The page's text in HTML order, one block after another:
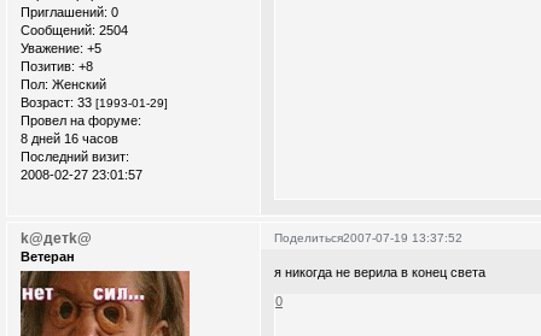
Приглашений: 0
Сообщений: 2504
Уважение: +5
Позитив: +8
Пол: Женский
Возраст: 33 [1993-01-29]
Провел на форуме:
8 дней 16 часов
Последний визит:
2008-02-27 23:01:57
Поделиться2007-07-19 13:37:52
k@детk@
Ветеран
я никогда не верила в конец света
0